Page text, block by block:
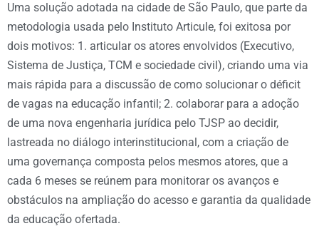
Uma solução adotada na cidade de São Paulo, que parte da
metodologia usada pelo Instituto Articule, foi exitosa por
dois motivos: 1. articular os atores envolvidos (Executivo,
Sistema de Justiça, TCM e sociedade civil), criando uma via
mais rápida para a discussão de como solucionar o déficit
de vagas na educação infantil; 2. colaborar para a adoção
de uma nova engenharia jurídica pelo TJSP ao decidir,
lastreada no diálogo interinstitucional, com a criação de
uma governança composta pelos mesmos atores, que a
cada 6 meses se reúnem para monitorar os avanços e
obstáculos na ampliação do acesso e garantia da qualidade
da educação ofertada.